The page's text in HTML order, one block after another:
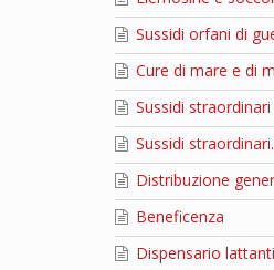
Sussidi orfani di
Cure di mare e di
Sussidi
Sussidi
Distribuzione
Beneficenza
Dispensario lattanti